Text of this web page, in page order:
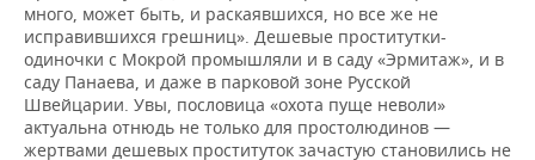
много, может быть, и раскаявшихся, но все же не
исправившихся грешниц». Дешевые проститутки-
одиночки с Мокрой промышляли и в саду «Эрмитаж», и в
саду Панаева, и даже в парковой зоне Русской
Швейцарии. Увы, пословица «охота пуще неволи»
актуальна отнюдь не только для простолюдинов —
жертвами дешевых проституток зачастую становились не